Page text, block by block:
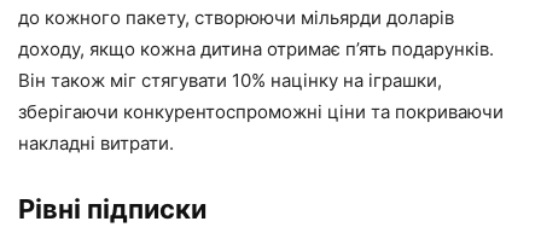
до кожного пакету, створюючи мільярди доларів
доходу, якщо кожна дитина отримає п’ять подарунків.
Він також міг стягувати 10% націнку на іграшки,
зберігаючи конкурентоспроможні ціни та покриваючи
накладні витрати.
Рівні підписки